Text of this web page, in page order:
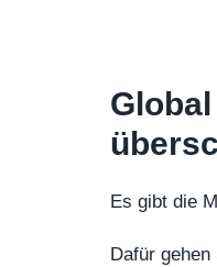
Es gibt die
Dafür